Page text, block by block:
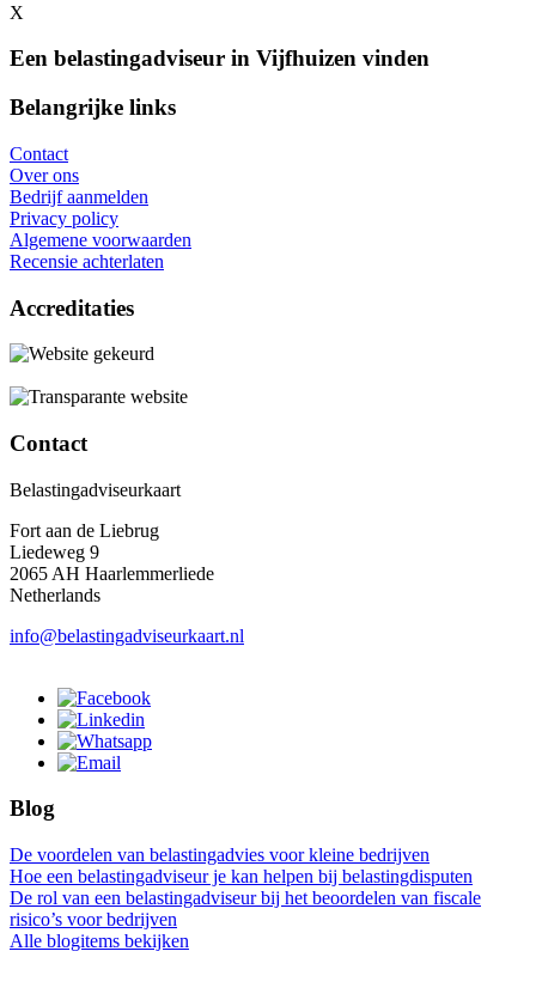
X
Een belastingadviseur in Vijfhuizen vinden
Belangrijke links
Contact
Over ons
Bedrijf aanmelden
Privacy policy
Algemene voorwaarden
Recensie achterlaten
Accreditaties
Contact
Belastingadviseurkaart
Fort aan de Liebrug
Liedeweg 9
2065 AH Haarlemmerliede
Netherlands
info@belastingadviseurkaart.nl
Blog
De voordelen van belastingadvies voor kleine bedrijven
Hoe een belastingadviseur je kan helpen bij belastingdisputen
De rol van een belastingadviseur bij het beoordelen van fiscale
risico’s voor bedrijven
Alle blogitems bekijken